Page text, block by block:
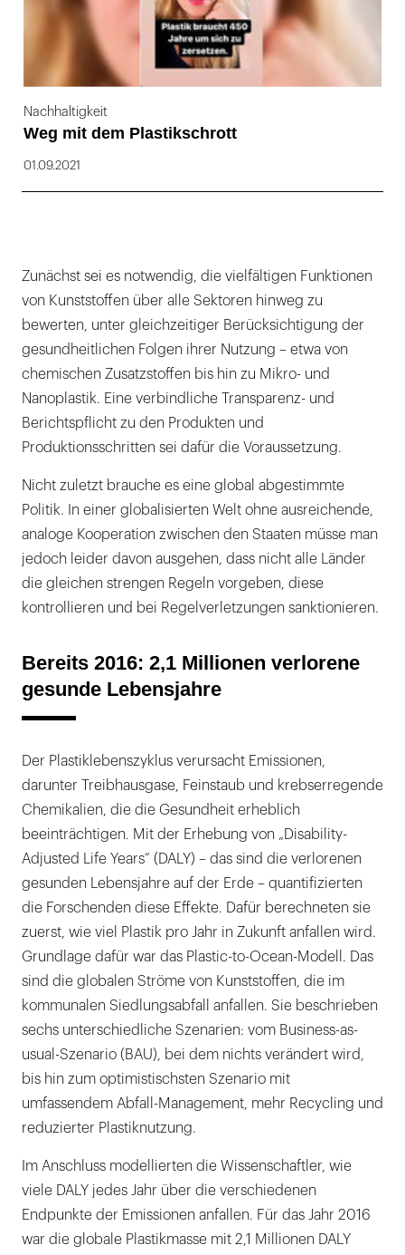
Nachhaltigkeit
Weg mit dem Plastikschrott
01.09.2021
Zunächst sei es notwendig, die vielfältigen Funktionen
von Kunststoffen über alle Sektoren hinweg zu
bewerten, unter gleichzeitiger Berücksichtigung der
gesundheitlichen Folgen ihrer Nutzung – etwa von
chemischen Zusatzstoffen bis hin zu Mikro- und
Nanoplastik. Eine verbindliche Transparenz- und
Berichtspflicht zu den Produkten und
Produktionsschritten sei dafür die Voraussetzung.
Nicht zuletzt brauche es eine global abgestimmte
Politik. In einer globalisierten Welt ohne ausreichende,
analoge Kooperation zwischen den Staaten müsse man
jedoch leider davon ausgehen, dass nicht alle Länder
die gleichen strengen Regeln vorgeben, diese
kontrollieren und bei Regelverletzungen sanktionieren.
Bereits 2016: 2,1 Millionen verlorene
gesunde Lebensjahre
Der Plastiklebenszyklus verursacht Emissionen,
darunter Treibhausgase, Feinstaub und krebserregende
Chemikalien, die die Gesundheit erheblich
beeinträchtigen. Mit der Erhebung von „Disability-
Adjusted Life Years“ (DALY) – das sind die verlorenen
gesunden Lebensjahre auf der Erde – quantifizierten
die Forschenden diese Effekte. Dafür berechneten sie
zuerst, wie viel Plastik pro Jahr in Zukunft anfallen wird.
Grundlage dafür war das Plastic-to-Ocean-Modell. Das
sind die globalen Ströme von Kunststoffen, die im
kommunalen Siedlungsabfall anfallen. Sie beschrieben
sechs unterschiedliche Szenarien: vom Business-as-
usual-Szenario (BAU), bei dem nichts verändert wird,
bis hin zum optimistischsten Szenario mit
umfassendem Abfall-Management, mehr Recycling und
reduzierter Plastiknutzung.
Im Anschluss modellierten die Wissenschaftler, wie
viele DALY jedes Jahr über die verschiedenen
Endpunkte der Emissionen anfallen. Für das Jahr 2016
war die globale Plastikmasse mit 2,1 Millionen DALY